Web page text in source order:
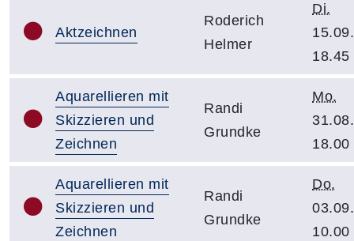
Aktzeichnen
Roderich
Helmer
Di.
18.45
Aquarellieren mit
Skizzieren und
Zeichnen
Randi
Grundke
Mo.
18.00
Aquarellieren mit
Skizzieren und
Zeichnen
Randi
Grundke
Do.
10.00